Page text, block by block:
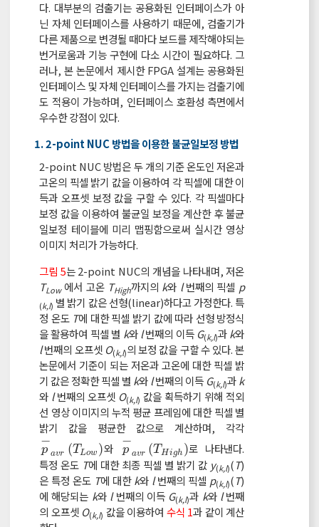
다. 대부분의 검출기는 공용화된 인터페이스가 아
닌 자체 인터페이스를 사용하기 때문에, 검출기가
다른 제품으로 변경될 때마다 보드를 제작해야되는
번거로움과 기능 구현에 다소 시간이 필요하다. 그
러나, 본 논문에서 제시한 FPGA 설계는 공용화된
인터페이스 및 자체 인터페이스를 가지는 검출기에
도 적용이 가능하며, 인터페이스 호환성 측면에서
우수한 강점이 있다.
1. 2-point NUC 방법을 이용한 불균일보정 방법
2-point NUC 방법은 두 개의 기준 온도인 저온과
고온의 픽셀 밝기 값을 이용하여 각 픽셀에 대한 이
득과 오프셋 보정 값을 구할 수 있다. 각 픽셀마다
보정 값을 이용하여 불균일 보정을 계산한 후 불균
일보정 테이블에 미리 맵핑함으로써 실시간 영상
이미지 처리가 가능하다.
그림 5는 2-point NUC의 개념을 나타내며, 저온
TLow에서 고온 THigh까지의 k와 l번째의 픽셀 p
(k,l) 별 밝기 값은 선형(linear)하다고 가정한다. 특
정 온도 T에 대한 픽셀 밝기 값에 따라 선형 방정식
을 활용하여 픽셀 별 k와l번째의 이득 G(k,l)과k와
l번째의 오프셋 O(k,l)의 보정 값을 구할 수 있다. 본
논문에서 기준이 되는 저온과 고온에 대한 픽셀 밝
기 값은 정확한 픽셀 별 k와l번째의 이득 G(k,l)과k
와 l번째의 오프셋 O(k,l) 값을 획득하기 위해 적외
선 영상 이미지의 누적 평균 프레임에 대한 픽셀 별
밝기 값을 평균한 값으로 계산하며, 각각
p
−
avr (TLow )
p- avr TLow 와 p
−
avr (THigh )
p- avr THigh
로 나타낸다.
특정 온도 T에 대한 최종 픽셀 별 밝기 값 y(k,l)(T)
은 특정 온도 T에 대한k와 l번째의 픽셀 p(k,l)(T)
에 해당되는 k와 l번째의 이득 G(k,l)과 k와 l번째
의 오프셋 O(k,l) 값을 이용하여 수식 1과 같이 계산